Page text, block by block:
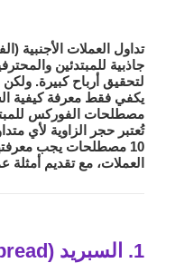
تداول العملات الأجنبية
جاذبية للمبتدئين
لتحقيق أرباح كبيرة.
يكفي فقط معرفة كيفية
مصطلحات الفوركس
تُعتبر حجر الزاوية لأي
10 مصطلحات يجب معرفتها قبل البدء في
العملات، مع تقديم أمثلة
1. السبريد (Spread)